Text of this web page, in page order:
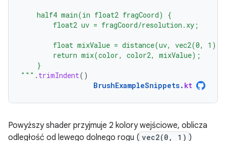
    half4 main(in float2 fragCoord) {
        float2 uv = fragCoord/resolution.xy;
        float mixValue = distance(uv, vec2(0, 1));
        return mix(color, color2, mixValue);
    }
""" . trimIndent()
BrushExampleSnippets. kt
Powyższy shader przyjmuje 2 kolory wejściowe, oblicza
odległość od lewego dolnego rogu ( vec2(0, 1) )